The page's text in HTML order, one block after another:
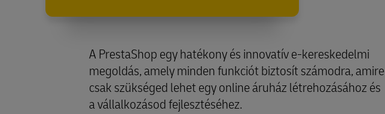
A PrestaShop egy hatékony és innovatív e-kereskedelmi
megoldás, amely minden funkciót biztosít számodra, amire
csak szükséged lehet egy online áruház létrehozásához és
a vállalkozásod fejlesztéséhez.